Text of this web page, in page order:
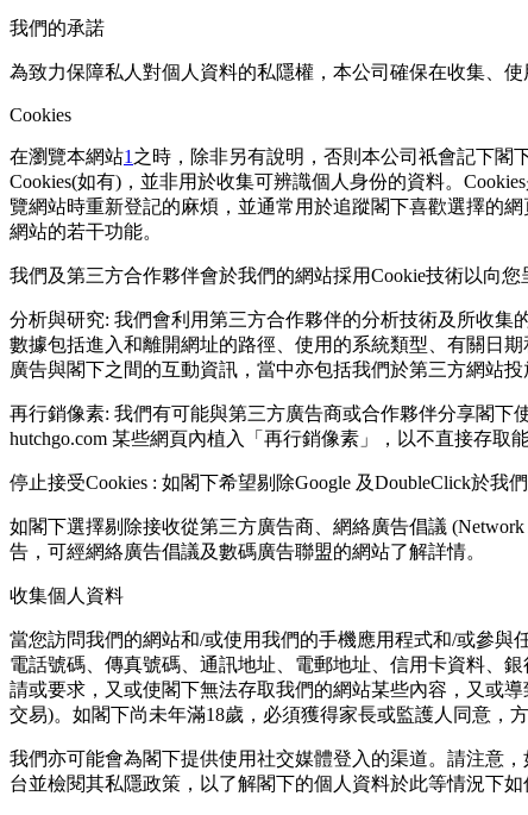
我們的承諾
為致⼒保障私⼈對個⼈資料的私隱權，本公司確保在收集、
Cookies
在瀏覽本網站1 之時，除非另有說明，否則本公司祇會記下閣
Cookies(如有)，並非⽤於收集可辨識個⼈⾝份的資料。
覽網站時重新登記的⿇煩，並通常⽤於追蹤閣下喜歡選擇的
網站的若⼲功能。
我們及第三⽅合作夥伴會於我們的網站採⽤Cookie技術以向
分析與研究: 我們會利⽤第三⽅合作夥伴的分析技術及所收
數據包括進入和離開網址的路徑、使⽤的系統類型、有關⽇
廣告與閣下之間的互動資訊，當中亦包括我們於第三⽅網站投
再⾏銷像素: 我們有可能與第三⽅廣告商或合作夥伴分享閣
hutchgo.com 某些網⾴內植入「再⾏銷像素」，以不直接存
停⽌接受Cookies : 如閣下希望剔除Google 及DoubleClick於我
如閣下選擇剔除接收從第三⽅廣告商、網絡廣告倡議
告，可經網絡廣告倡議及數碼廣告聯盟的網站了解詳情。
收集個人資料
當您訪問我們的網站和/或使用我們的手機應用程式和/或參與
電話號碼、傳真號碼、通訊地址、電郵地址、信⽤卡資料、
請或要求，⼜或使閣下無法存取我們的網站某些內容，⼜或
交易)。如閣下尚未年滿18歲，必須獲得家⻑或監護⼈同意，
我們亦可能會為閣下提供使用社交媒體登入的渠道。請注意
台並檢閱其私隱政策，以了解閣下的個人資料於此等情況下如